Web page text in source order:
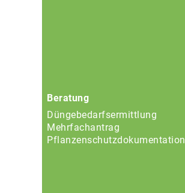
Beratung
Düngebedarfsermittlung
Mehrfachantrag
Pflanzenschutzdokumentation